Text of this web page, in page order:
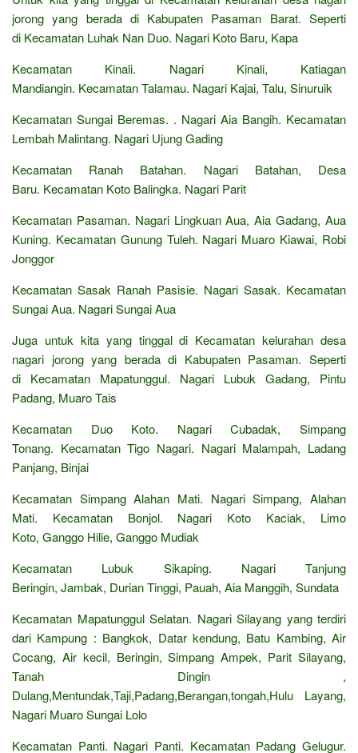
jorong yang berada di Kabupaten Pasaman Barat. Seperti
di Kecamatan Luhak Nan Duo. Nagari Koto Baru, Kapa
Kecamatan Kinali. Nagari Kinali, Katiagan
Mandiangin. Kecamatan Talamau. Nagari Kajai, Talu, Sinuruik
Kecamatan Sungai Beremas. . Nagari Aia Bangih. Kecamatan
Lembah Malintang. Nagari Ujung Gading
Kecamatan Ranah Batahan. Nagari Batahan, Desa
Baru. Kecamatan Koto Balingka. Nagari Parit
Kecamatan Pasaman. Nagari Lingkuan Aua, Aia Gadang, Aua
Kuning. Kecamatan Gunung Tuleh. Nagari Muaro Kiawai, Robi
Jonggor
Kecamatan Sasak Ranah Pasisie. Nagari Sasak. Kecamatan
Sungai Aua. Nagari Sungai Aua
Juga untuk kita yang tinggal di Kecamatan kelurahan desa
nagari jorong yang berada di Kabupaten Pasaman. Seperti
di Kecamatan Mapatunggul. Nagari Lubuk Gadang, Pintu
Padang, Muaro Tais
Kecamatan Duo Koto. Nagari Cubadak, Simpang
Tonang. Kecamatan Tigo Nagari. Nagari Malampah, Ladang
Panjang, Binjai
Kecamatan Simpang Alahan Mati. Nagari Simpang, Alahan
Mati. Kecamatan Bonjol. Nagari Koto Kaciak, Limo
Koto, Ganggo Hilie, Ganggo Mudiak
Kecamatan Lubuk Sikaping. Nagari Tanjung
Beringin, Jambak, Durian Tinggi, Pauah, Aia Manggih, Sundata
Kecamatan Mapatunggul Selatan. Nagari Silayang yang terdiri
dari Kampung : Bangkok, Datar kendung, Batu Kambing, Air
Cocang, Air kecil, Beringin, Simpang Ampek, Parit Silayang,
Tanah Dingin ,
Dulang,Mentundak,Taji,Padang,Berangan,tongah,Hulu Layang,
Nagari Muaro Sungai Lolo
Kecamatan Panti. Nagari Panti. Kecamatan Padang Gelugur.